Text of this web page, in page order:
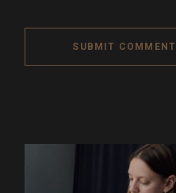
SUBMIT COMMENT